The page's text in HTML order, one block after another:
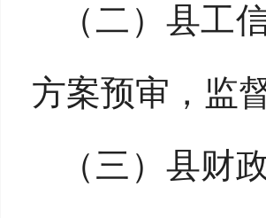
（二）县工
方案预审，监
（三）县财